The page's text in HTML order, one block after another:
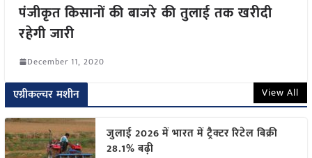
पंजीकृत किसानों की बाजरे की तुलाई तक खरीदी
रहेगी जारी
December 11, 2020
एग्रीकल्चर मशीन View All
जुलाई 2026 में भारत में ट्रैक्टर रिटेल बिक्री
28.1% बढ़ी